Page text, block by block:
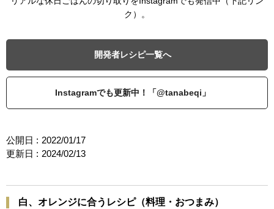
ク）。
開発者レシピ一覧へ
Instagramでも更新中！「@tanabeqi」
公開日 : 2022/01/17
更新日 : 2024/02/13
白、オレンジに合うレシピ（料理・おつまみ）